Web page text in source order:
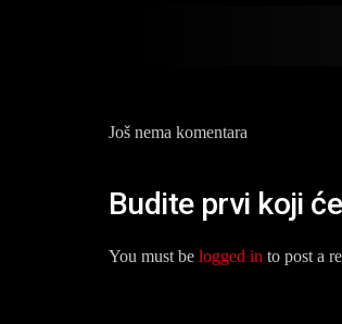
Još nema komentara
Budite prvi koji
You must be logged in to post a